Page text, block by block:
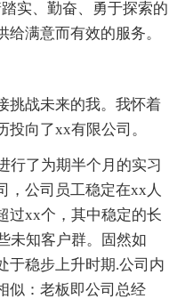
实、勤奋、勇于探索的
满意而有效的服务。
挑战未来的我。我怀着
向了xx有限公司。
行了为期半个月的实习
，公司员工稳定在xx人
过xx个，其中稳定的长
未知客户群。固然如
于稳步上升时期.公司内
似：老板即公司总经